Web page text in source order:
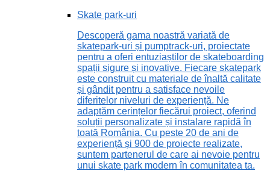
Skate park-uri
Descoperă gama noastră variată de
skatepark-uri și pumptrack-uri, proiectate
pentru a oferi entuziaștilor de skateboarding
spații sigure și inovative. Fiecare skatepark
este construit cu materiale de înaltă calitate
și gândit pentru a satisface nevoile
diferitelor niveluri de experiență. Ne
adaptăm cerințelor fiecărui proiect, oferind
soluții personalizate și instalare rapidă în
toată România. Cu peste 20 de ani de
experiență și 900 de proiecte realizate,
suntem partenerul de care ai nevoie pentru
unui skate park modern în comunitatea ta.